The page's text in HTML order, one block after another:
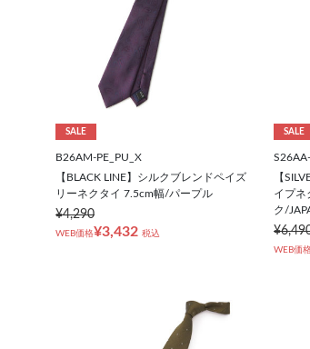
SALE
B26AM-PE_PU_X
【BLACK LINE】シルクブレンドペイズ
リーネクタイ 7.5cm幅/パープル
¥4,290
WEB価格¥3,432 税込
SALE
【
イプネ
ク/
WEB価